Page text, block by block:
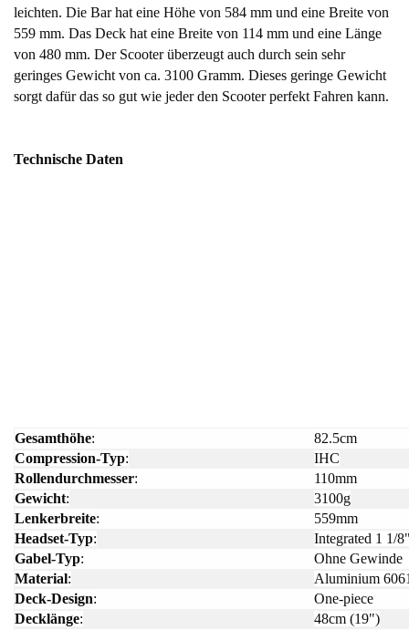
leichten. Die Bar hat eine Höhe von 584 mm und eine Breite von
559 mm. Das Deck hat eine Breite von 114 mm und eine Länge
von 480 mm. Der Scooter überzeugt auch durch sein sehr
geringes Gewicht von ca. 3100 Gramm. Dieses geringe Gewicht
sorgt dafür das so gut wie jeder den Scooter perfekt Fahren kann.
Technische Daten
Gesamthöhe:
82.5cm
Compression-Typ:
IHC
Rollendurchmesser:
110mm
Gewicht:
3100g
Lenkerbreite:
559mm
Headset-Typ:
Integrated 1 1/
Gabel-Typ:
Ohne Gewinde
Material:
Aluminium
Deck-Design:
One-piece
Decklänge:
48cm (19")